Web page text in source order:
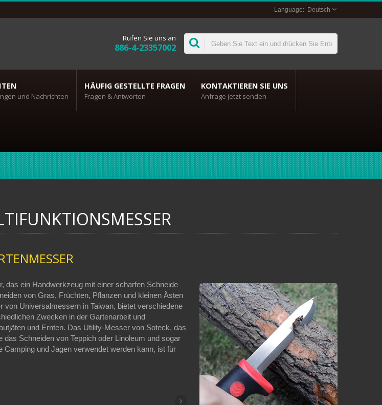
Deutsch
Rufen Sie uns an
886-4-23357002
und Nachrichten
HÄUFIG GESTELLTE FRAGEN
Fragen & Antworten
KONTAKTIEREN SIE UNS
Anfrage jetzt senden
das ein Handwerkzeug mit einer scharfen Schneide
von Gras, Früchten, Pflanzen und kleinen Ästen
von Universalmessern in Taiwan, bietet verschiedene
Zwecken in der Gartenarbeit und
und Ernten. Das Utility-Messer von Soteck, das
Schneiden von Teppich oder Linoleum und sogar
Camping und Jagen verwendet werden kann, ist für